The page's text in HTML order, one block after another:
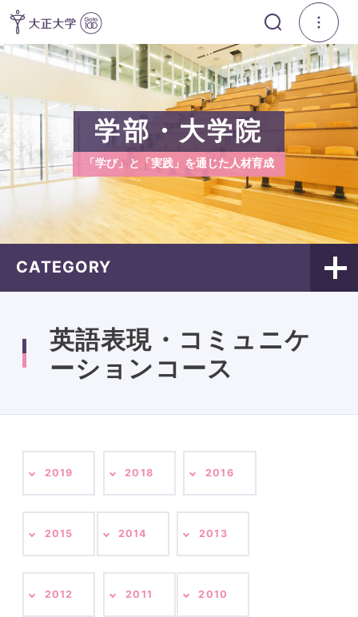
学部・大学院
「学び」と「実践」を通じた人材育成
CATEGORY
英語表現・コミュニケ
ーションコース
2019 2018 2016
2015 2014 2013
2012 2011 2010